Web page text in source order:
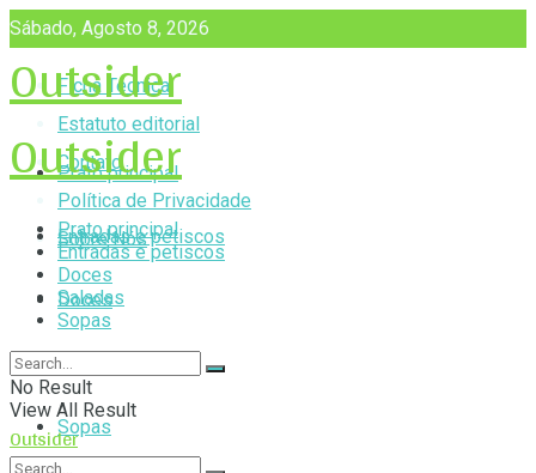
Sábado, Agosto 8, 2026
Ficha Técnica
Estatuto editorial
Contato
Política de Privacidade
Sobre Nós
Outsider
Prato principal
Entradas e petiscos
Doces
Saladas
Sopas
Outsider
Prato principal
Entradas e petiscos
Doces
Saladas
Sopas
No Result
View All Result
Outsider